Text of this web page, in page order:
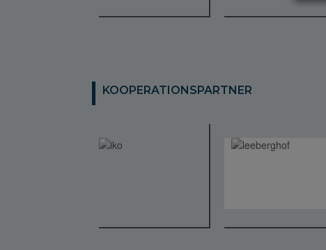
KOOPERATIONSPARTNER